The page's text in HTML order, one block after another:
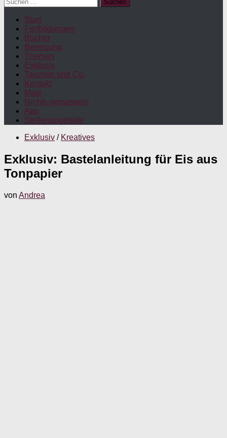
nach:
Start
Fortbildungen
Bücher
Betreuung
Themen
Exklusiv
Taschen und Co.
Kontakt
Maw
Nichts verpassen!
App
Stellenangebote
Exklusiv / Kreatives
Exklusiv: Bastelanleitung für Eis aus
Tonpapier
von Andrea